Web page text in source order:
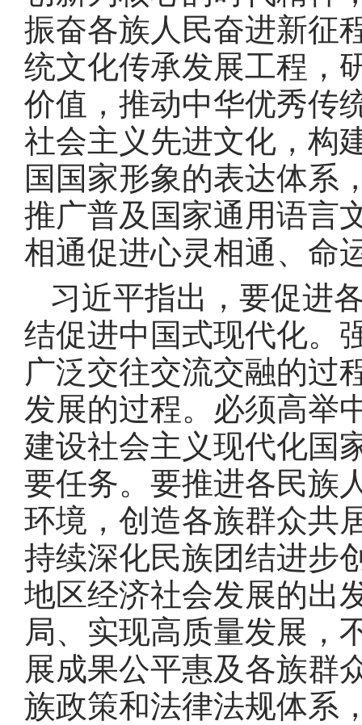
振奋各族人民奋进新征
统文化传承发展工程，
价值，推动中华优秀传
社会主义先进文化，构
国国家形象的表达体系
推广普及国家通用语言
相通促进心灵相通、命
习近平指出，要促进
结促进中国式现代化。
广泛交往交流交融的过
发展的过程。 必须高举
建设社会主义现代化国
要任务。 要推进各民族
环境，创造各族群众共
持续深化民族团结进步
地区经济社会发展的出
局、实现高质量发展，
展成果公平惠及各族群
族政策和法律法规体系